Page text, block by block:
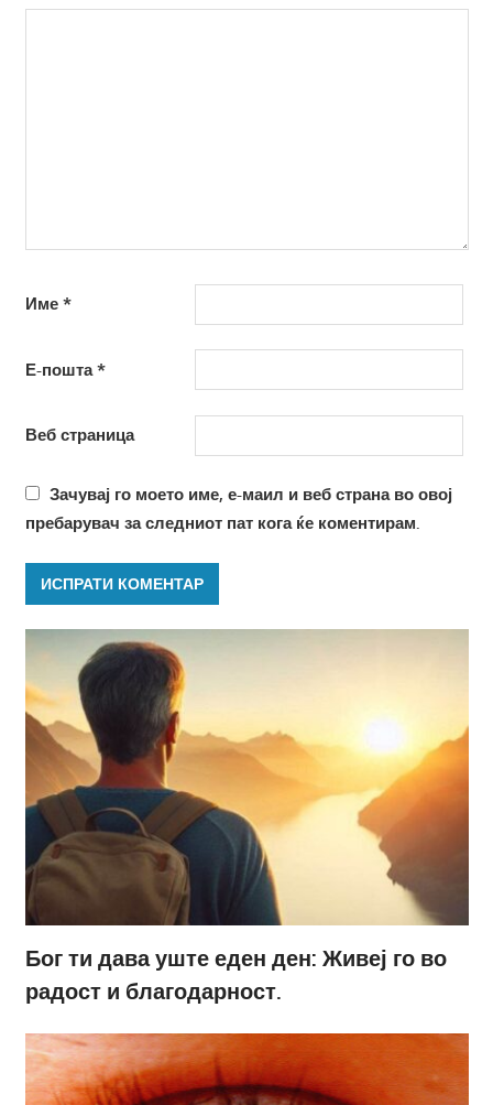
Име *
Е-пошта*
Веб страница
Зачувај го моето име, е-маил и веб страна во овој
пребарувач за следниот пат кога ќе коментирам.
Бог ти дава уште еден ден: Живеј го во
радост и благодарност.